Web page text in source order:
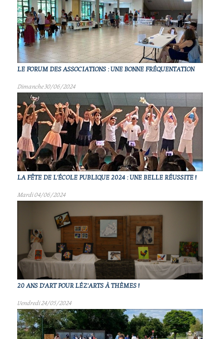
LE FORUM DES ASSOCIATIONS : UNE BONNE FRÉQUENTATION
Dimanche 30/06/2024
LA FÊTE DE L'ÉCOLE PUBLIQUE 2024 : UNE BELLE RÉUSSITE !
Mardi 04/06/2024
20 ANS D'ART POUR LÉZ'ARTS À THÈMES !
Vendredi 24/05/2024